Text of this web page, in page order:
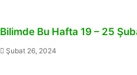
Bilimde Bu Hafta 19 – 25
Şubat 26, 2024